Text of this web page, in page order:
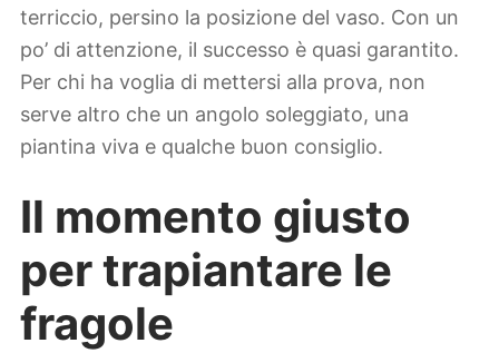
terriccio, persino la posizione del vaso. Con un
po’ di attenzione, il successo è quasi garantito.
Per chi ha voglia di mettersi alla prova, non
serve altro che un angolo soleggiato, una
piantina viva e qualche buon consiglio.
Il momento giusto
per trapiantare le
fragole